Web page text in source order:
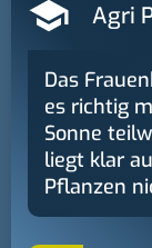
Agri
Das
es richtig
Sonne
liegt klar
Pflanzen